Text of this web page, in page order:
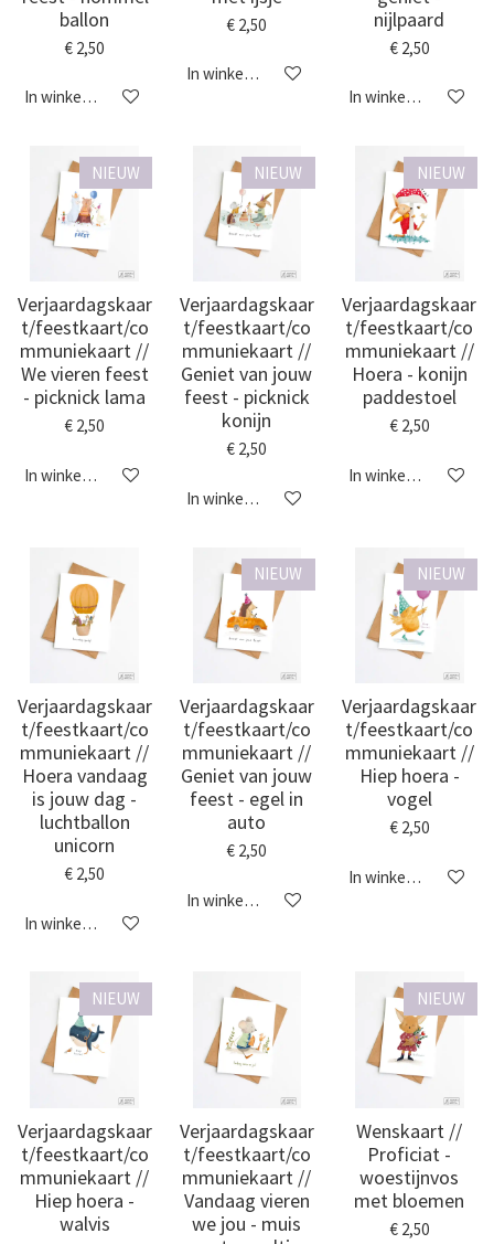
ballon
€ 2,50
In winkelwagen
€ 2,50
In winkelwagen
nijlpaard
€ 2,50
In winkelwagen
NIEUW
Verjaardagskaar
t/feestkaart/co
mmuniekaart //
We vieren feest
- picknick lama
€ 2,50
In winkelwagen
NIEUW
Verjaardagskaar
t/feestkaart/co
mmuniekaart //
Geniet van jouw
feest - picknick
konijn
€ 2,50
In winkelwagen
NIEUW
Verjaardagskaar
t/feestkaart/co
mmuniekaart //
Hoera - konijn
paddestoel
€ 2,50
In winkelwagen
Verjaardagskaar
t/feestkaart/co
mmuniekaart //
Hoera vandaag
is jouw dag -
luchtballon
unicorn
€ 2,50
In winkelwagen
NIEUW
Verjaardagskaar
t/feestkaart/co
mmuniekaart //
Geniet van jouw
feest - egel in
auto
€ 2,50
In winkelwagen
NIEUW
Verjaardagskaar
t/feestkaart/co
mmuniekaart //
Hiep hoera -
vogel
€ 2,50
In winkelwagen
NIEUW
Verjaardagskaar
t/feestkaart/co
mmuniekaart //
Hiep hoera -
walvis
Verjaardagskaar
t/feestkaart/co
mmuniekaart //
Vandaag vieren
we jou - muis
NIEUW
Wenskaart //
Proficiat -
woestijnvos
met bloemen
€ 2,50